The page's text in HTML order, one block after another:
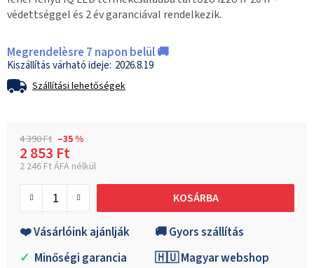
védettséggel és 2 év garanciával rendelkezik.
Megrendelèsre 7 napon belül 🚚
2026.8.19
Szállítási lehetőségek
4 390 Ft –35 %
2 853 Ft
2 246 Ft ÁFA nélkül
KOSÁRBA
❤️ Vásárlóink ajánlják
🚚 Gyors szállítás
✓ Minőségi garancia 🇭🇺 Magyar webshop